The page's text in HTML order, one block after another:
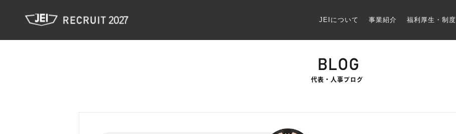
JEIについて 事業紹介 福利厚生・制度
代表・人事ブログ